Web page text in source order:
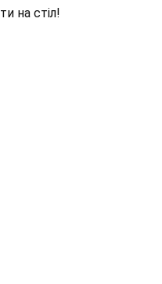
на стіл!